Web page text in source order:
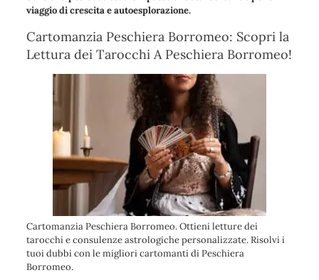
viaggio di crescita e autoesplorazione.
Cartomanzia Peschiera Borromeo: Scopri la
Lettura dei Tarocchi A Peschiera Borromeo!
Cartomanzia Peschiera Borromeo. Ottieni letture dei
tarocchi e consulenze astrologiche personalizzate. Risolvi i
tuoi dubbi con le migliori cartomanti di Peschiera
Borromeo.